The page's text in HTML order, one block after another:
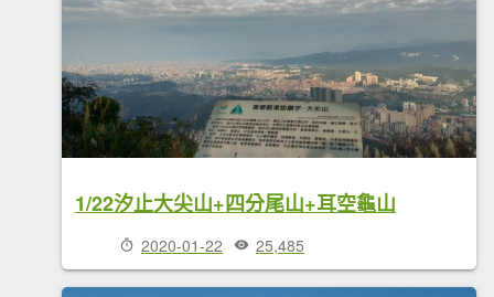
1/22汐止大尖山+四分尾山+耳空龜山
2020-01-22 25,485